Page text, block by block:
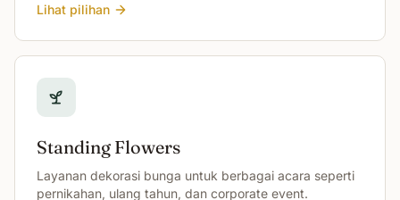
Lihat pilihan
Standing Flowers
Layanan dekorasi bunga untuk berbagai acara seperti
pernikahan, ulang tahun, dan corporate event.